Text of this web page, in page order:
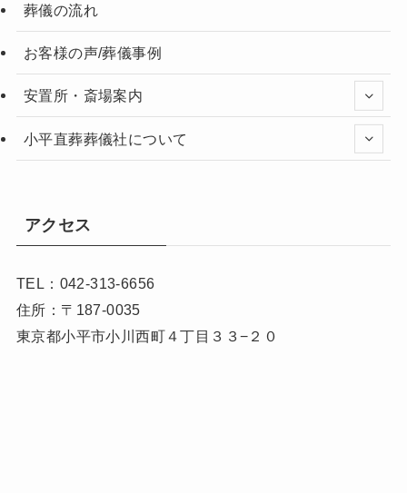
葬儀の流れ
お客様の声/葬儀事例
安置所・斎場案内
小平直葬葬儀社について
アクセス
TEL：042-313-6656
住所：〒187-0035
東京都小平市小川西町４丁目３３−２０